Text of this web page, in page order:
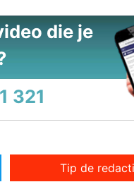
die je
321
Tip de